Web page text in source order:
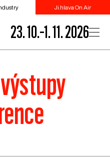
Ji.hlava On Air
23. 10.–1. 11. 2026